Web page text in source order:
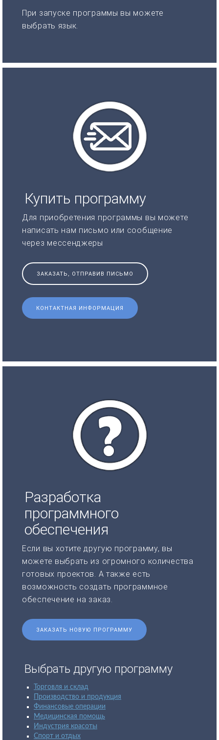
При запуске программы вы можете
выбрать язык.
Купить программу
Для приобретения программы вы можете
написать нам письмо или сообщение
через мессенджеры
ЗАКАЗАТЬ, ОТПРАВИВ ПИСЬМО
КОНТАКТНАЯ ИНФОРМАЦИЯ
Разработка
программного
обеспечения
Если вы хотите другую программу, вы
можете выбрать из огромного количества
готовых проектов. А также есть
возможность создать программное
обеспечение на заказ.
ЗАКАЗАТЬ НОВУЮ ПРОГРАММУ
Выбрать другую программу
Торговля и склад
Производство и продукция
Финансовые операции
Медицинская помощь
Индустрия красоты
Спорт и отдых